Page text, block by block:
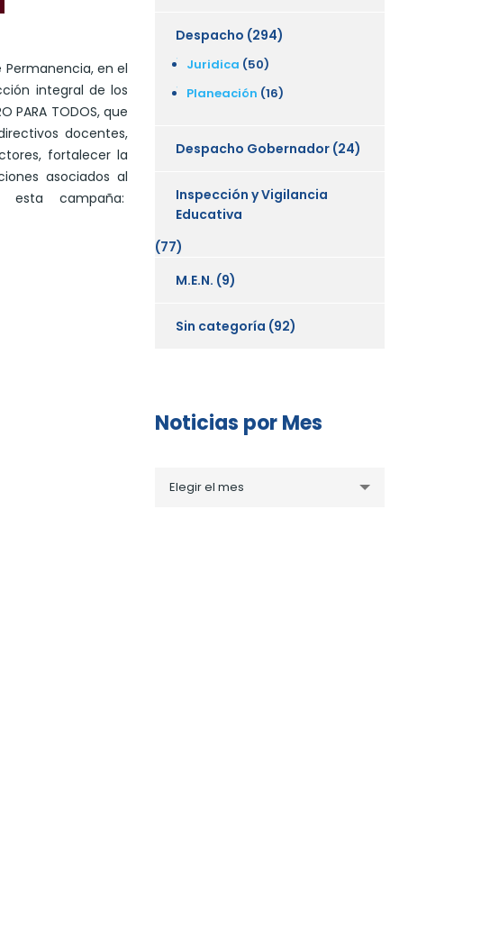
en el
integral de los
PARA TODOS, que
docentes,
fortalecer la
asociados al
esta campaña:
Despacho (294)
Juridica (50)
Planeación (16)
Despacho Gobernador (24)
Inspección y Vigilancia
Educativa
(77)
M.E.N. (9)
Sin categoría (92)
Noticias por Mes
porElegir el mes